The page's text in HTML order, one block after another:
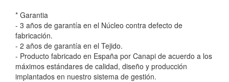
* Garantia
- 3 años de garantía en el Núcleo contra defecto de
fabricación.
- 2 años de garantía en el Tejido.
- Producto fabricado en España por Canapi de acuerdo a los
máximos estándares de calidad, diseño y producción
implantados en nuestro sistema de gestión.